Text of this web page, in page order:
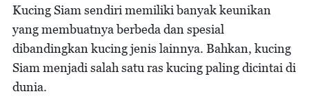
Kucing Siam sendiri memiliki banyak keunikan
yang membuatnya berbeda dan spesial
dibandingkan kucing jenis lainnya. Bahkan, kucing
Siam menjadi salah satu ras kucing paling dicintai di
dunia.